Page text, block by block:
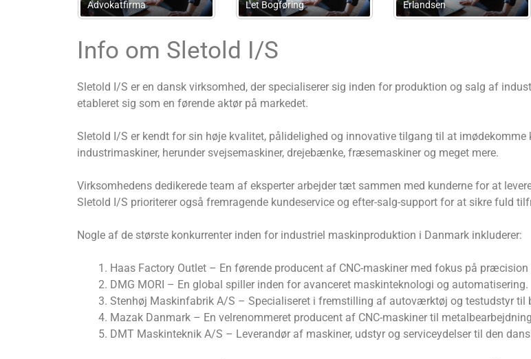
Advokatanpartsselskab
Gummer Business Partner Excaliber 2_0
Info om Sletold I/S
Sletold I/S er en dansk virksomhed, der specialiserer sig inden for produktion og salg af
etableret sig som en førende aktør på markedet.
Sletold I/S er kendt for sin høje kvalitet, pålidelighed og innovative tilgang til at
industrimaskiner, herunder svejsemaskiner, drejebænke, fræsemaskiner og meget mere.
Virksomhedens dedikerede team af eksperter arbejder tæt sammen med kunderne for at
Sletold I/S prioriterer også fremragende kundeservice og efter-salg-support for at sikre fuld
Nogle af de største konkurrenter inden for industriel maskinproduktion i Danmark inkluderer:
Haas Factory Outlet – En førende producent af CNC-maskiner med fokus på
DMG MORI – En global spiller inden for avanceret maskinteknologi og automatisering.
Stenhøj Maskinfabrik A/S – Specialiseret i fremstilling af autoværktøj og testudstyr til
Mazak Danmark – En velrenommeret producent af CNC-maskiner til
DMT Maskinteknik A/S – Leverandør af maskiner, udstyr og serviceydelser til den